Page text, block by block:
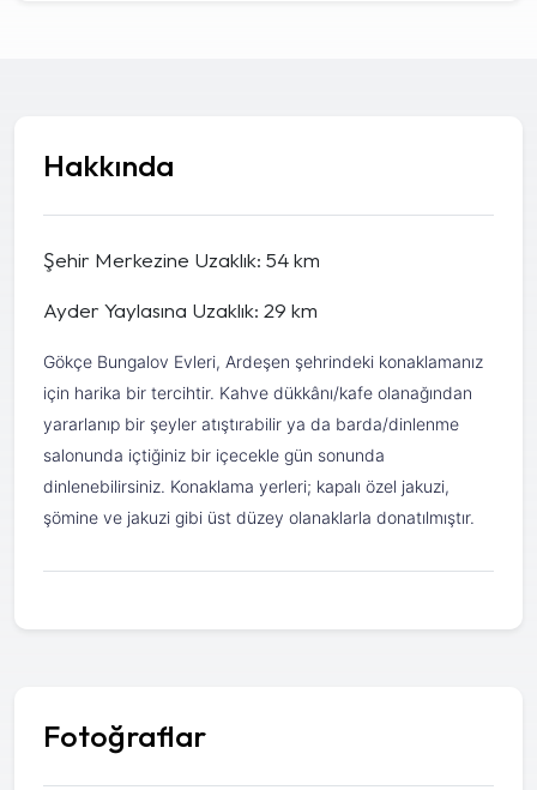
Hakkında
Şehir Merkezine Uzaklık: 54 km
Ayder Yaylasına Uzaklık: 29 km
Gökçe Bungalov Evleri, Ardeşen şehrindeki konaklamanız
için harika bir tercihtir. Kahve dükkânı/kafe olanağından
yararlanıp bir şeyler atıştırabilir ya da barda/dinlenme
salonunda içtiğiniz bir içecekle gün sonunda
dinlenebilirsiniz. Konaklama yerleri; kapalı özel jakuzi,
şömine ve jakuzi gibi üst düzey olanaklarla donatılmıştır.
Fotoğraflar